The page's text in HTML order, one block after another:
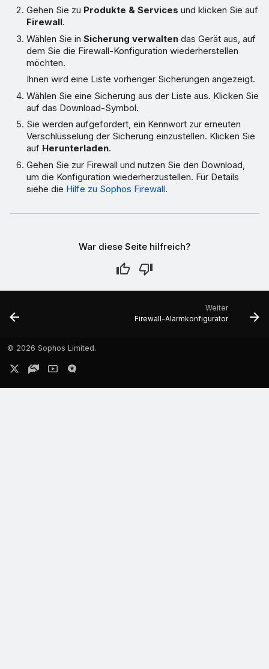
Gehen Sie zu Produkte & Services und klicken Sie auf
Firewall.
Wählen Sie inSicherung verwalten das Gerät aus, auf
dem Sie die Firewall-Konfiguration wiederherstellen
möchten.
Ihnen wird eine Liste vorheriger Sicherungen angezeigt.
Wählen Sie eine Sicherung aus der Liste aus. Klicken Sie
auf das Download-Symbol.
Sie werden aufgefordert, ein Kennwort zur erneuten
Verschlüsselung der Sicherung einzustellen. Klicken Sie
auf Herunterladen.
Gehen Sie zur Firewall und nutzen Sie den Download,
um die Konfiguration wiederherzustellen. Für Details
siehe die Hilfe zu Sophos Firewall.
War diese Seite hilfreich?
Weiter
Firewall-Alarmkonfigurator
© 2026 Sophos Limited.